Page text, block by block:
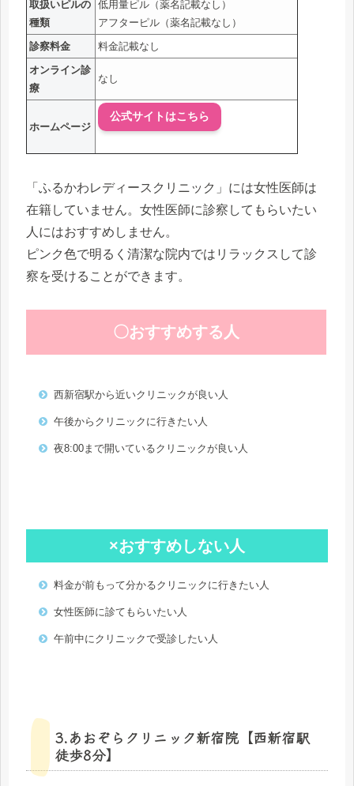
取扱いピルの
種類
低用量ピル（薬名記載なし）
アフターピル（薬名記載なし）
診察料金
料金記載なし
オンライン診
療
なし
ホームページ
公式サイトはこちら
「ふるかわレディースクリニック」には女性医師は
在籍していません。女性医師に診察してもらいたい
人にはおすすめしません。
ピンク色で明るく清潔な院内ではリラックスして診
察を受けることができます。
〇おすすめする人
西新宿駅から近いクリニックが良い人
午後からクリニックに行きたい人
夜8:00まで開いているクリニックが良い人
×おすすめしない人
料金が前もって分かるクリニックに行きたい人
女性医師に診てもらいたい人
午前中にクリニックで受診したい人
3.あおぞらクリニック新宿院【西新宿駅
徒歩8分】